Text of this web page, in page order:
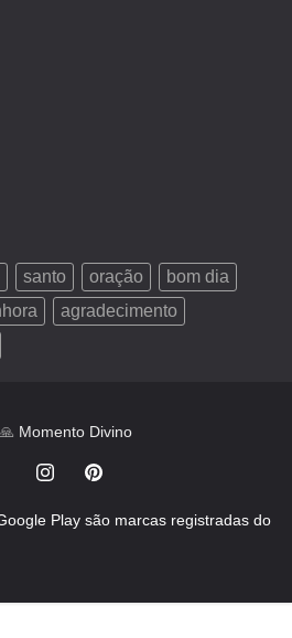
santo oração
bom dia
agradecimento
Momento Divino
Play são marcas registradas do